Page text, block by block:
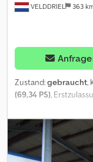
VELDDRIEL 363
Zustand:gebraucht,
(69,34 PS),
Grün, Getriebetyp:
Sitzplätze:
, Baujahr:
Motorhubraum:
2.500 kg Zuladung: